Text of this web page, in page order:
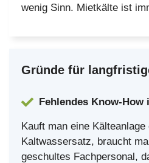
wenig Sinn. Mietkälte ist
Gründe für
Fehlendes Know-How
Kauft man eine Kälteanlage
Kaltwassersatz, braucht
geschultes Fachpersonal,